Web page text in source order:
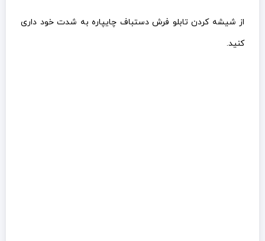
از شیشه کردن تابلو فرش دستباف چایپاره به شدت خود داری
کنید.